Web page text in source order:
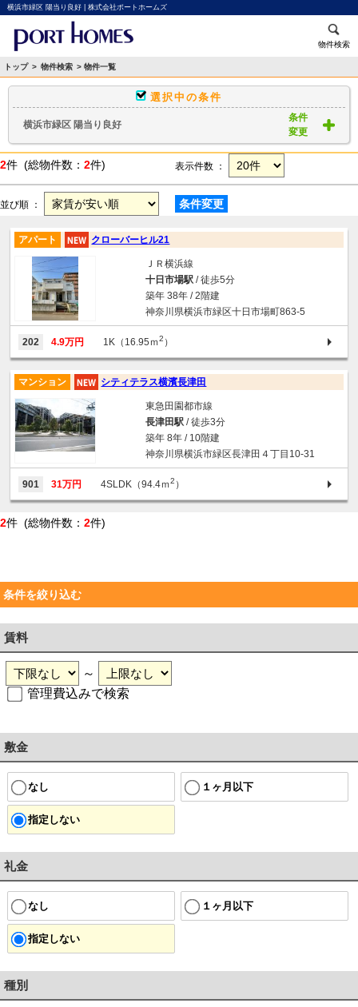
横浜市緑区 陽当り良好 | 株式会社ポートホームズ
物件検索
トップ > 物件検索 > 物件一覧
選択中の条件
横浜市緑区 陽当り良好
条件
変更
2件 (総物件数： 2件) 表示件数 ：
並び順 ： 条件変更
アパート クローバーヒル21
ＪＲ横浜線
十日市場駅/ 徒歩5分
築年 38年 / 2階建
神奈川県横浜市緑区十日市場町863-5
202 4.9万円 1K（16.95ｍ2 ）
マンション シティテラス横濱長津田
東急田園都市線
長津田駅/ 徒歩3分
築年 8年 / 10階建
神奈川県横浜市緑区長津田４丁目10-31
901 31万円 4SLDK（94.4ｍ2 ）
2件 (総物件数： 2件)
条件を絞り込む
賃料
～
管理費込みで検索
敷金
なし １ヶ月以下
指定しない
礼金
なし １ヶ月以下
指定しない
種別